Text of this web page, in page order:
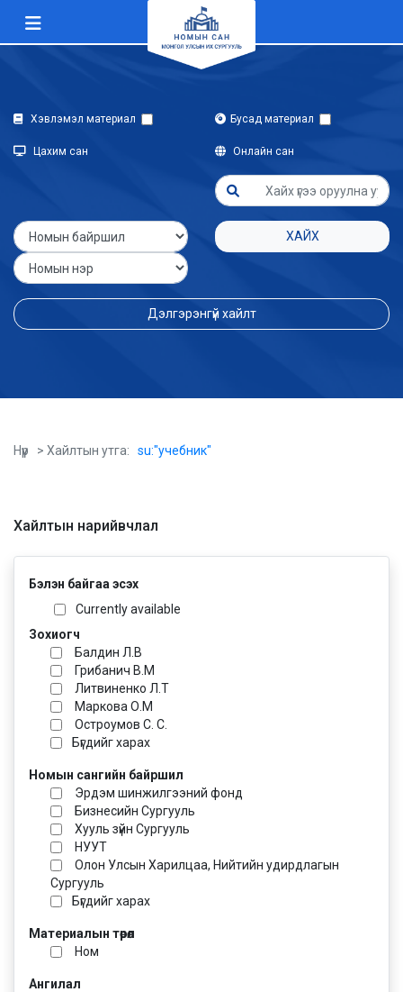
Хэвлэмэл материал Бусад материал
Цахим сан Онлайн сан
ХАЙХ
Дэлгэрэнгүй хайлт
Нүүр > Хайлтын утга: su:"учебник"
Хайлтын нарийвчлал
Бэлэн байгаа эсэх
Currently available
Зохиогч
Балдин Л.В
Грибанич В.М
Литвиненко Л.Т
Маркова О.М
Остроумов С. С.
Бүгдийг харах
Номын сангийн байршил
Эрдэм шинжилгээний фонд
Бизнесийн Сургууль
Хууль зүйн Сургууль
НУУТ
Олон Улсын Харилцаа, Нийтийн удирдлагын
Сургууль
Бүгдийг харах
Материалын төрөл
Ном
Ангилал